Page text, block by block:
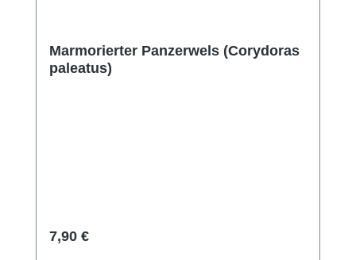
Marmorierter Panzerwels (Corydoras
paleatus)
Regulärer Preis:
7,90 €